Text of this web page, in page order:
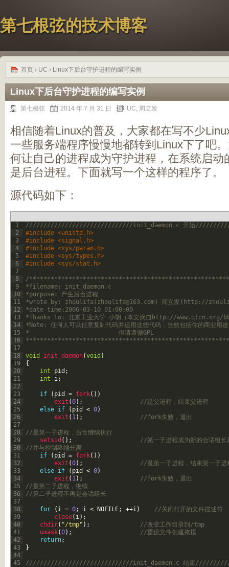
第七根弦的技术博客
首页 › UC › Linux下后台守护进程的编写实例
Linux下后台守护进程的编写实例
第七根弦 2014 年 7 月 31 日 UC, 周立发
相信随着Linux的普及，大家都在写不少
一些服务端程序慢慢地都转到Linux下了吧
何让自己的进程成为守护进程，在系统启动
是后台进程。下面就写一个这样的程序了。
源代码如下：
1
2
3
4
5
6
7
8
9
10
11
12
13
14
15
16
17
18
19
20
21
22
23
24
25
26
27
28
29
30
31
32
33
34
35
36
37
38
39
40
41
42
43
44
45
//////////////////////////////init_daemon.c 开始
#include <unistd.h>
#include <signal.h>
#include <sys/param.h>
#include <sys/types.h>
#include <sys/stat.h>
/
*filename: init_daemon.c
*purpose: 产生后台进程
*wrote by: zhoulifa( zhoulifa@163.com ) 周立发(http://
*date time:2006-03-10 01:00:00
*Thanks to: 北京工业大学 小胡（本文摘自http://
*Note: 任何人可以任意复制代码并运用这些代码，当然包括你的商业用途
*                         但请遵循GPL
void init_daemon(void )
{
int
pid ;
int
i;
if ( pid = fork( ) )
exit (0) ;
//是父进程，结束父进程
else if ( pid < 0)
exit ( 1) ; //fork失败，退出
//是第一子进程，后台继续执行
setsid ( ) ;
//第一子进程成为新的会话组长
//并与控制终端分离
if
( pid = fork( ) )
exit (0) ;
//是第一子进程，结束第一子进
else if ( pid < 0)
exit ( 1) ;
//fork失败，退出
//是第二子进程，继续
//第二子进程不再是会话组长
for ( i = 0; i < NOFILE; ++i)
//关闭打开的文件描述符
close( i) ;
chdir( "/tmp" ) ;
//改变工作目录到/tmp
umask(0) ;
//重设文件创建掩模
return;
}
//////////////////////////////init_daemon.c 结束